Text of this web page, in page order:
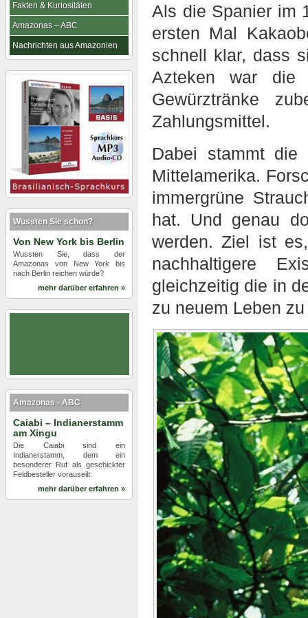
Als die Spanier im
ersten Mal
schnell klar, dass
Azteken war die
Gewürztränke
Zahlungsmittel.
Dabei stammt die
Mittelamerika.
immergrüne
hat. Und genau
werden. Ziel ist
nachhaltigere
gleichzeitig die in
zu neuem Leben
Fakten & Kuriositäten
Amazonas – ABC
Nachrichten aus Amazonien
Wussten Sie schon?
Von New York bis Berlin
Wussten Sie, dass der
Amazonas von New York bis
nach Berlin reichen würde?
mehr darüber erfahren »
Amazonas - ABC
Caiabi – Indianerstamm
am Xingu
Die Caiabi sind ein
Indianerstamm, dem ein
besonderer Ruf als geschickter
Feldbesteller vorauseilt.
mehr darüber erfahren »